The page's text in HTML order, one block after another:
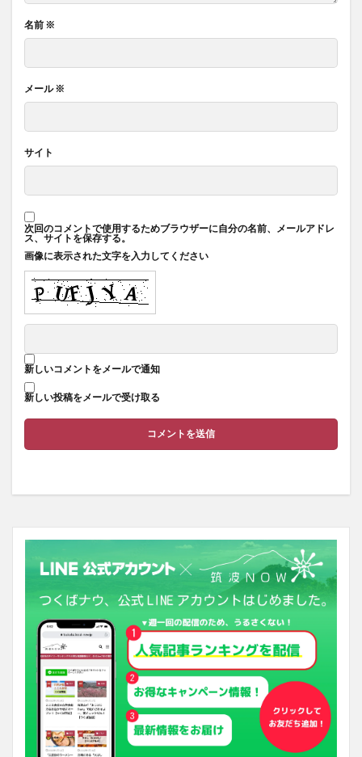
名前 ※
メール※
サイト
次回のコメントで使用するためブラウザーに自分の名前、メールアドレ
ス、サイトを保存する。
画像に表示された文字を入力してください
新しいコメントをメールで通知
新しい投稿をメールで受け取る